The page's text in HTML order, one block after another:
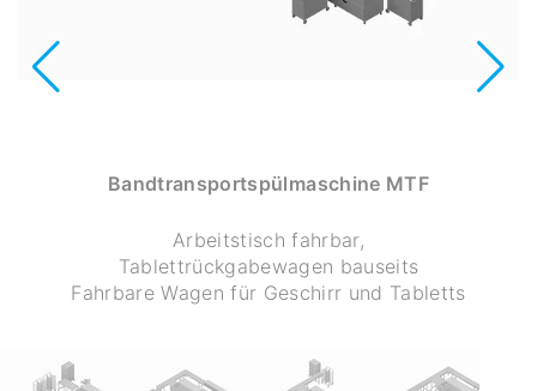
Bandtransportspülmaschine MTF
Arbeitstisch fahrbar,
Tablettrückgabewagen bauseits
Fahrbare Wagen für Geschirr und Tabletts